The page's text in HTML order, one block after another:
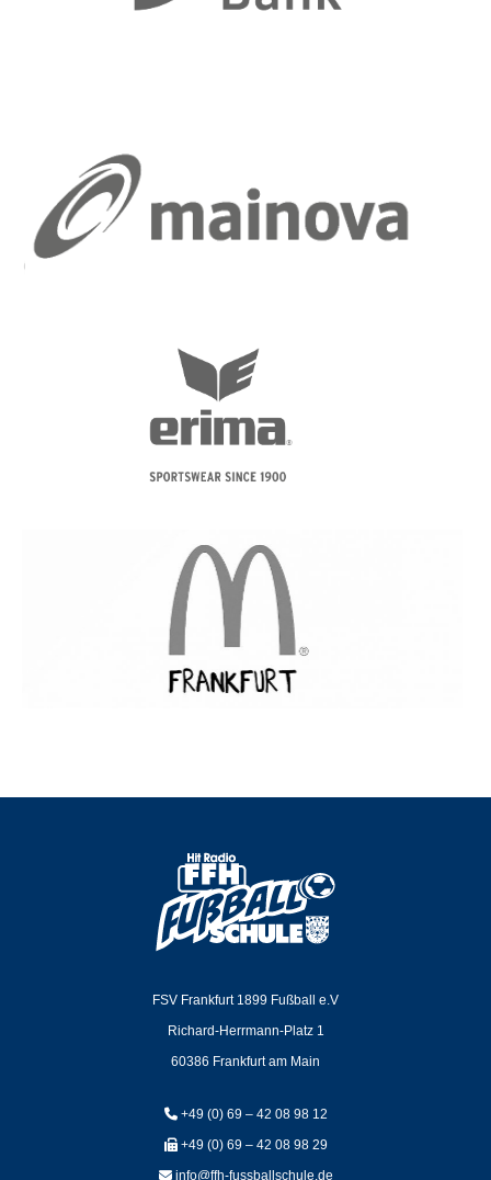
FSV Frankfurt 1899 Fußball e.V
Richard-Herrmann-Platz 1
60386 Frankfurt am Main
+49 (0) 69 – 42 08 98 12
+49 (0) 69 – 42 08 98 29
info@ffh-fussballschule.de